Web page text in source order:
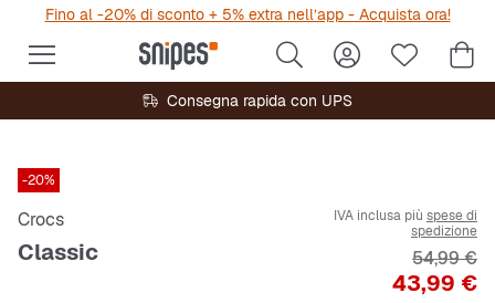
Fino al -20% di sconto + 5% extra nell’app - Acquista ora!
Consegna rapida con UPS
-20%
Crocs
Classic
IVA inclusa più spese di
spedizione
Prezzo
43,99 €
Prezzo
54,99 €